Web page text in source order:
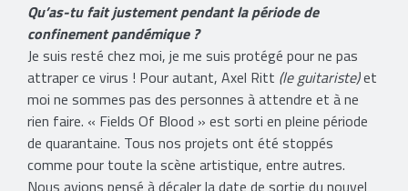
Qu’as-tu fait justement pendant la période de
confinement pandémique ?
Je suis resté chez moi, je me suis protégé pour ne pas
attraper ce virus ! Pour autant, Axel Ritt (le guitariste)et
moi ne sommes pas des personnes à attendre et à ne
rien faire. « Fields Of Blood » est sorti en pleine période
de quarantaine. Tous nos projets ont été stoppés
comme pour toute la scène artistique, entre autres.